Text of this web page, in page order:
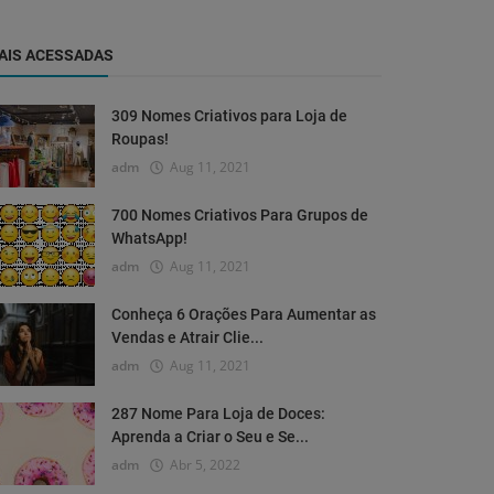
ACESSADAS
309 Nomes Criativos para Loja de
Roupas!
adm Aug 11, 2021
700 Nomes Criativos Para Grupos de
WhatsApp!
adm Aug 11, 2021
Conheça 6 Orações Para Aumentar as
Vendas e Atrair Clie...
adm Aug 11, 2021
287 Nome Para Loja de Doces:
Aprenda a Criar o Seu e Se...
adm Abr 5, 2022